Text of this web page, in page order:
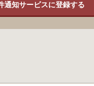
通知サービスに登録する